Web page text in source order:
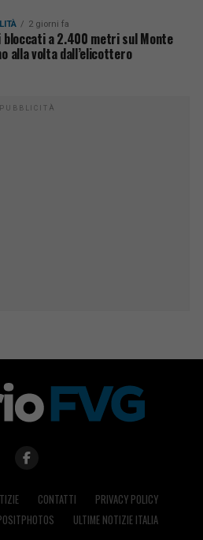
2 giorni fa
bloccati a 2.400 metri sul Monte
alla volta dall’elicottero
PUBBLICITÀ
CONTATTI
PRIVACY POLICY
ULTIME NOTIZIE ITALIA